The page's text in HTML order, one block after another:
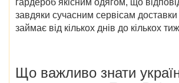
гардероб якісним одягом, що
завдяки сучасним сервісам
займає від кількох днів до кількох
Що важливо знати